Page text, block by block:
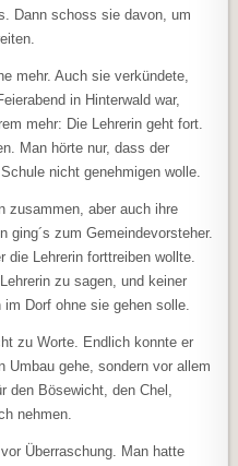
Dann schoss sie davon, um
mehr. Auch sie verkündete,
in Hinterwald war,
mehr: Die Lehrerin geht fort.
Man hörte nur, dass der
nicht genehmigen wolle.
zusammen, aber auch ihre
ging´s zum Gemeindevorsteher.
die Lehrerin forttreiben wollte.
zu sagen, und keiner
Dorf ohne sie gehen solle.
zu Worte. Endlich konnte er
Umbau gehe, sondern vor allem
den Bösewicht, den Chel,
nehmen.
Überraschung. Man hatte